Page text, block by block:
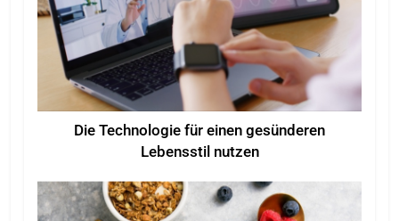
Die Technologie für einen gesünderen
Lebensstil nutzen